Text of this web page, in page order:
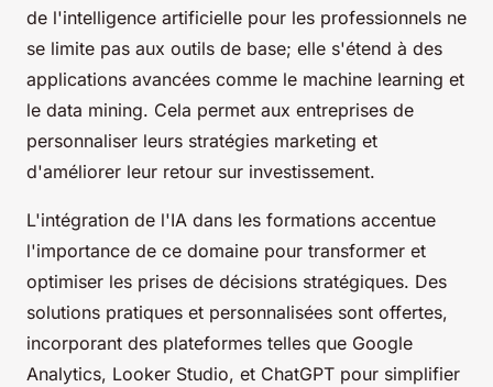
de l'intelligence artificielle pour les professionnels ne
se limite pas aux outils de base; elle s'étend à des
applications avancées comme le machine learning et
le data mining. Cela permet aux entreprises de
personnaliser leurs stratégies marketing et
d'améliorer leur retour sur investissement.
L'intégration de l'IA dans les formations accentue
l'importance de ce domaine pour transformer et
optimiser les prises de décisions stratégiques. Des
solutions pratiques et personnalisées sont offertes,
incorporant des plateformes telles que Google
Analytics, Looker Studio, et ChatGPT pour simplifier